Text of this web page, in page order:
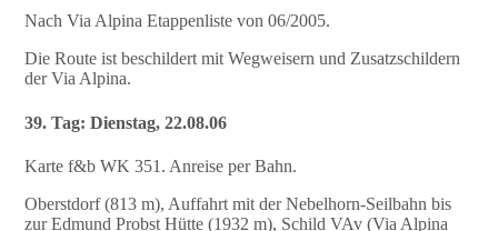
Nach Via Alpina Etappenliste von 06/2005.
Die Route ist beschildert mit Wegweisern und Zusatzschildern
der Via Alpina.
39. Tag: Dienstag, 22.08.06
Karte f&b WK 351. Anreise per Bahn.
Oberstdorf (813 m), Auffahrt mit der Nebelhorn-Seilbahn bis
zur Edmund Probst Hütte (1932 m), Schild VAv (Via Alpina